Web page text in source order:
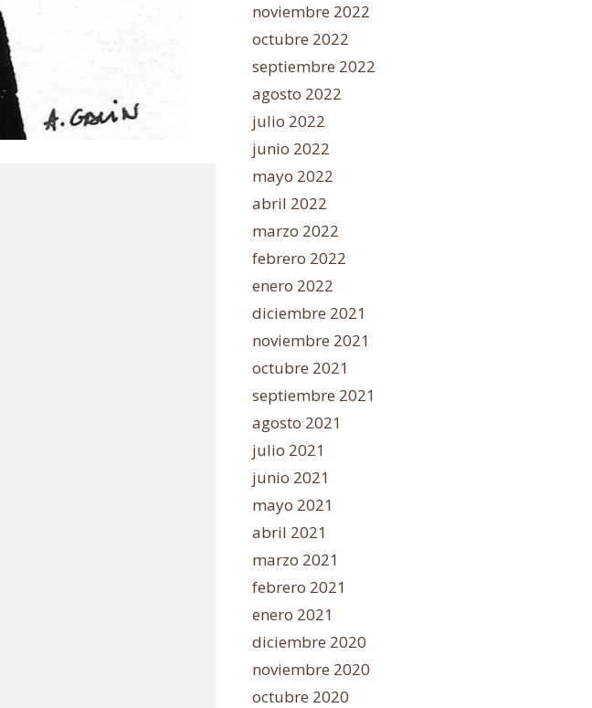
noviembre 2022
octubre 2022
septiembre 2022
agosto 2022
julio 2022
junio 2022
mayo 2022
abril 2022
marzo 2022
febrero 2022
enero 2022
diciembre 2021
noviembre 2021
octubre 2021
septiembre 2021
agosto 2021
julio 2021
junio 2021
mayo 2021
abril 2021
marzo 2021
febrero 2021
enero 2021
diciembre 2020
noviembre 2020
octubre 2020